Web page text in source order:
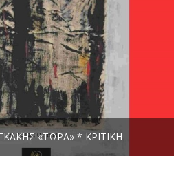
«ΤΏΡΑ» * ΚΡΙΤΙΚΉ